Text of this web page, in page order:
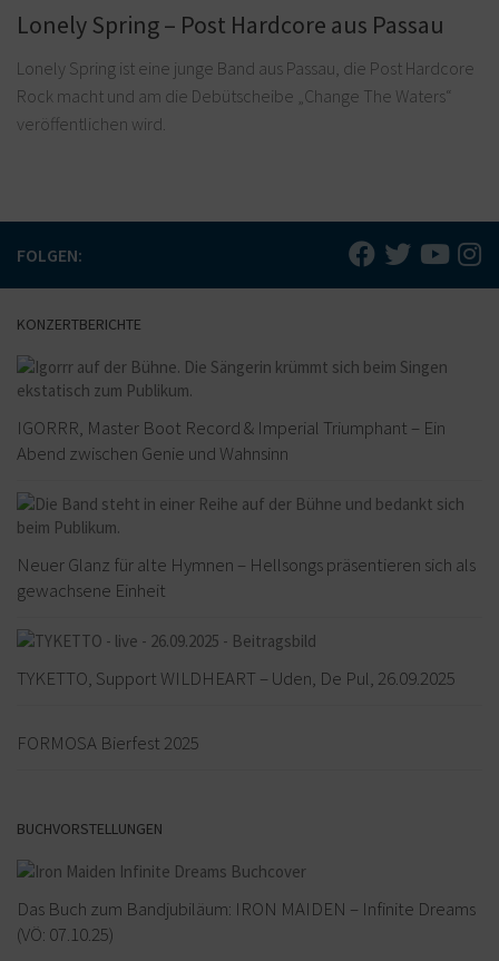
Lonely Spring – Post Hardcore aus Passau
Lonely Spring ist eine junge Band aus Passau, die Post Hardcore
Rock macht und am die Debütscheibe „Change The Waters“
veröffentlichen wird.
FOLGEN:
KONZERTBERICHTE
IGORRR, Master Boot Record & Imperial Triumphant – Ein
Abend zwischen Genie und Wahnsinn
Neuer Glanz für alte Hymnen – Hellsongs präsentieren sich als
gewachsene Einheit
TYKETTO, Support WILDHEART – Uden, De Pul, 26.09.2025
FORMOSA Bierfest 2025
BUCHVORSTELLUNGEN
Das Buch zum Bandjubiläum: IRON MAIDEN – Infinite Dreams
(VÖ: 07.10.25)